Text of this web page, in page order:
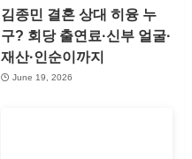
김종민 결혼 상대 히융 누
구? 회당 출연료·신부 얼굴·
재산·인순이까지
June 19, 2026